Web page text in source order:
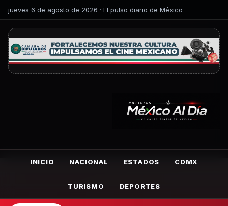
jueves 6 de agosto de 2026 · El pulso diario de México
INICIO NACIONAL ESTADOS CDMX
TURISMO DEPORTES